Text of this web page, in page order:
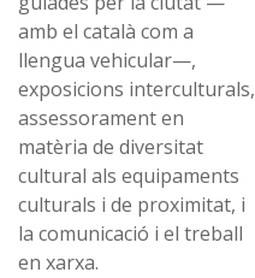
amb el català com a
llengua vehicular—,
exposicions interculturals,
assessorament en
matèria de diversitat
cultural als equipaments
culturals i de proximitat, i
la comunicació i el treball
en xarxa.